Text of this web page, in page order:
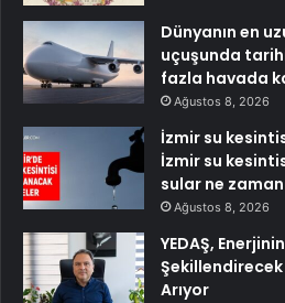
Dünyanın en
uçuşunda
fazla havada
Ağustos 8, 2026
İzmir su
İzmir su
sular ne
Ağustos 8, 2026
YEDAŞ,
Arıyor